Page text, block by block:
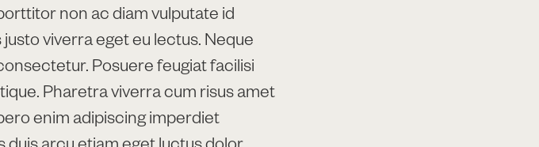
non ac diam vulputate id
viverra eget eu lectus. Neque
Posuere feugiat facilisi
Pharetra viverra cum risus amet
enim adipiscing imperdiet
duis arcu etiam eget luctus dolor